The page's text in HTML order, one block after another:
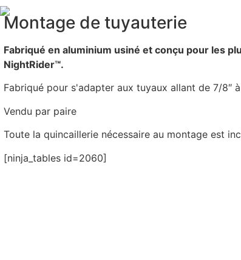
Montage de tuyauterie
Fabriqué en aluminium usiné et conçu pour les
NightRider™.
Fabriqué pour s'adapter aux tuyaux allant de 7/8″ à
Vendu par paire
Toute la quincaillerie nécessaire au montage est
[ninja_tables id=2060]